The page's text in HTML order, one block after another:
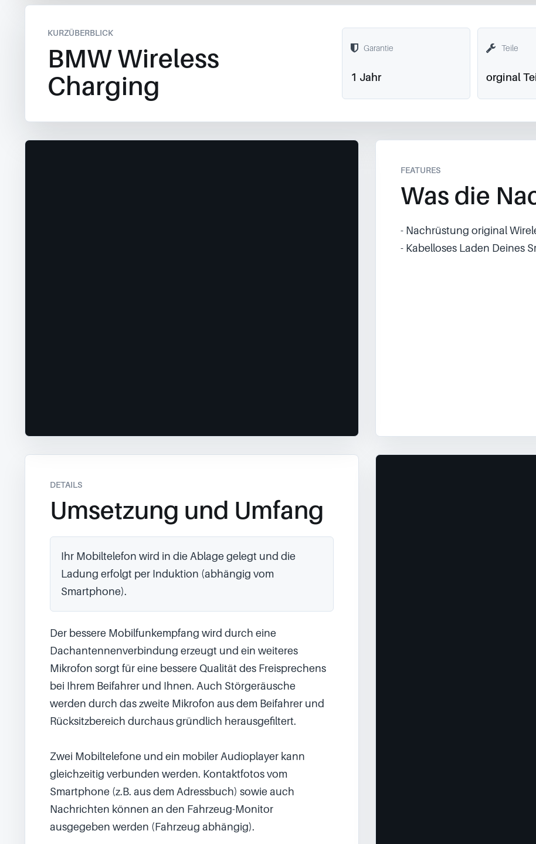
KURZÜBERBLICK
BMW Wireless
Charging
Garantie
1 Jahr
Teile
orginal
FEATURES
Was die
- Nachrüstung original
- Kabelloses Laden Deines
DETAILS
Umsetzung und Umfang
Ihr Mobiltelefon wird in die Ablage gelegt und die
Ladung erfolgt per Induktion (abhängig vom
Smartphone).
Der bessere Mobilfunkempfang wird durch eine
Dachantennenverbindung erzeugt und ein weiteres
Mikrofon sorgt für eine bessere Qualität des Freisprechens
bei Ihrem Beifahrer und Ihnen. Auch Störgeräusche
werden durch das zweite Mikrofon aus dem Beifahrer und
Rücksitzbereich durchaus gründlich herausgefiltert.
Zwei Mobiltelefone und ein mobiler Audioplayer kann
gleichzeitig verbunden werden. Kontaktfotos vom
Smartphone (z.B. aus dem Adressbuch) sowie auch
Nachrichten können an den Fahrzeug-Monitor
ausgegeben werden (Fahrzeug abhängig).